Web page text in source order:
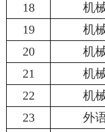
18
机
19
机
20
机
21
机
22
机
23
外